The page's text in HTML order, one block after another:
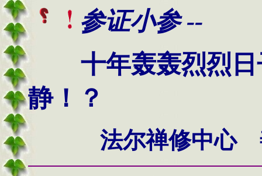
参证小参 --
十年轰轰烈烈
静！？
法尔禅修中心